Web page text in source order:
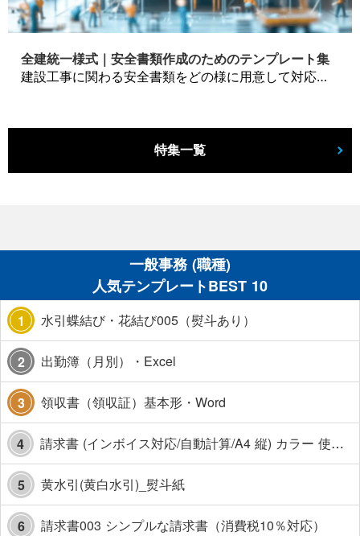
全建統一様式｜安全書類作成のためのテンプレート集
建設工事に関わる安全書類をどの様に用意して対応するか？関連書式テンプレートから書き方の注意点などの役立つコラムをbizoceanがお届けします。
特集一覧
一般事務 (職種)
人気テンプレートBEST 10
1 水引蝶結び・花結び005（熨斗あり）
2 出勤簿（月別）・Excel
3 領収書（領収証）基本形・Word
4 請求書 (インボイス対応/自動計算/A4 縦) カラー 使い方解説あり
5 黄水引(黄白水引)_熨斗紙
6 請求書003 シンプルな請求書（消費税10％対応）